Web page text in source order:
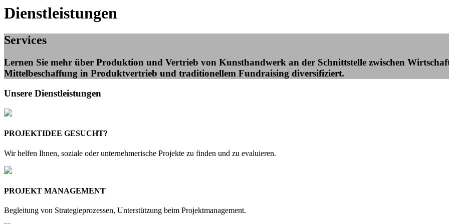
Dienstleistungen
Services
Lernen Sie mehr über Produktion und Vertrieb von Kunsthandwerk an der Schnittstelle zwischen
Mittelbeschaffung in Produktvertrieb und traditionellem Fundraising diversifiziert.
Unsere Dienstleistungen
PROJEKTIDEE GESUCHT?
Wir helfen Ihnen, soziale oder unternehmerische Projekte zu finden und zu evaluieren.
PROJEKT MANAGEMENT
Begleitung von Strategieprozessen, Unterstützung beim Projektmanagement.